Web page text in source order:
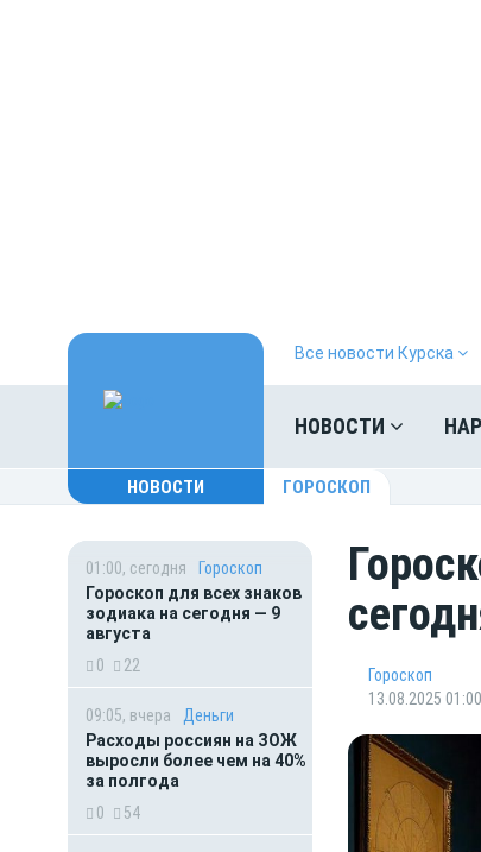
Все новости Курска
НОВОСТИ
НОВОСТИ ГОРОСКОП
01:00, сегодня
Гороскоп
Гороскоп для всех знаков
зодиака на сегодня — 9
августа
0
22
09:05, вчера
Деньги
Расходы россиян на ЗОЖ
выросли более чем на 40%
за полгода
0
54
Гороскоп
13.08.2025 01:00